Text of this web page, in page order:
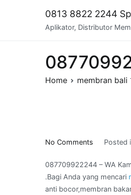
0813 8822 2244
Aplikator, Distributor
Home membran bali
No Comments
–
WA
Kami
Posted
087709922244 – WA
.Bagi Anda yang mencari
anti bocor,membran